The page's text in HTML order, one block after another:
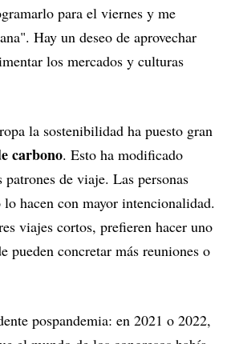
para el viernes y me
Hay un deseo de aprovechar
los mercados y culturas
la sostenibilidad ha puesto gran
carbono. Esto ha modificado
de viaje. Las personas
hacen con mayor intencionalidad.
viajes cortos, prefieren hacer uno
pueden concretar más reuniones o
pospandemia: en 2021 o 2022,